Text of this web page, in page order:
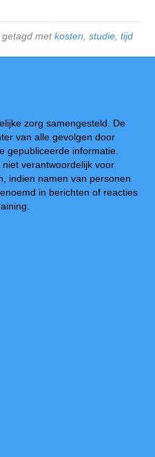
getagd metkosten studie tijd
zorg samengesteld. De
van alle gevolgen door
gepubliceerde informatie.
verantwoordelijk voor
indien namen van personen
in berichten of reacties